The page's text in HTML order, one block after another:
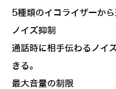
5種類のイコライザーから
ノイズ抑制
通話時に相手伝わるノイ
きる。
最大音量の制限